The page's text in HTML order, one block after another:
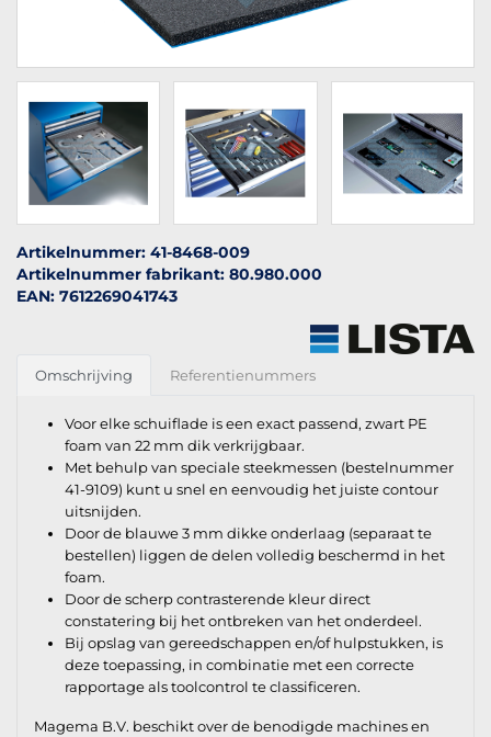
Artikelnummer: 41-8468-009
Artikelnummer fabrikant: 80.980.000
EAN: 7612269041743
Omschrijving Referentienummers
Voor elke schuiflade is een exact passend, zwart PE
foam van 22 mm dik verkrijgbaar.
Met behulp van speciale steekmessen (bestelnummer
41-9109) kunt u snel en eenvoudig het juiste contour
uitsnijden.
Door de blauwe 3 mm dikke onderlaag (separaat te
bestellen) liggen de delen volledig beschermd in het
foam.
Door de scherp contrasterende kleur direct
constatering bij het ontbreken van het onderdeel.
Bij opslag van gereedschappen en/of hulpstukken, is
deze toepassing, in combinatie met een correcte
rapportage als toolcontrol te classificeren.
Magema B.V. beschikt over de benodigde machines en